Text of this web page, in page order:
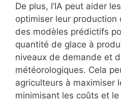
De plus, l’IA peut aider
optimiser leur production
des modèles prédictifs
quantité de glace à
niveaux de demande et
météorologiques. Cela
agriculteurs à maximiser
minimisant les coûts et le